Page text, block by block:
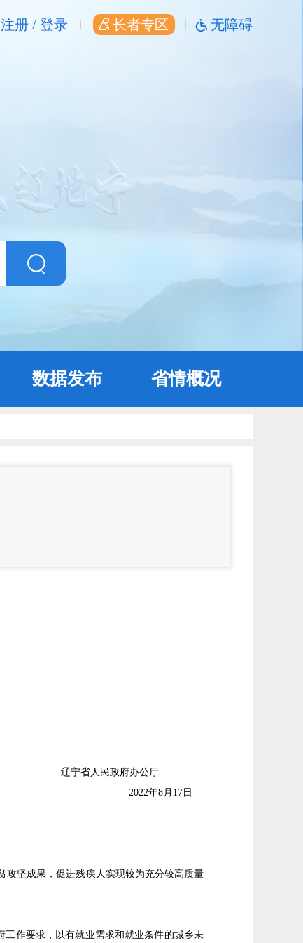
注册 / 登录 长者专区 无障碍
数据发布 省情概况
辽宁省人民政府办公厅
2022年8月17日
坚成果，促进残疾人实现较为充分较高质量
作要求，以有就业需求和就业条件的城乡未